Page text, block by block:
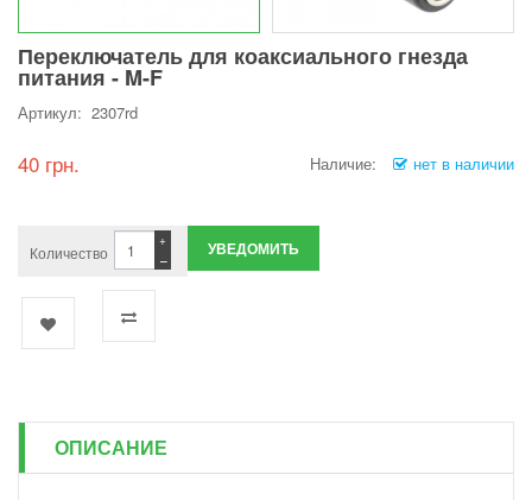
Переключатель для коаксиального гнезда
питания - M-F
Артикул: 2307rd
40 грн. Наличие: нет в наличии
Количество −
+ УВЕДОМИТЬ
ОПИСАНИЕ